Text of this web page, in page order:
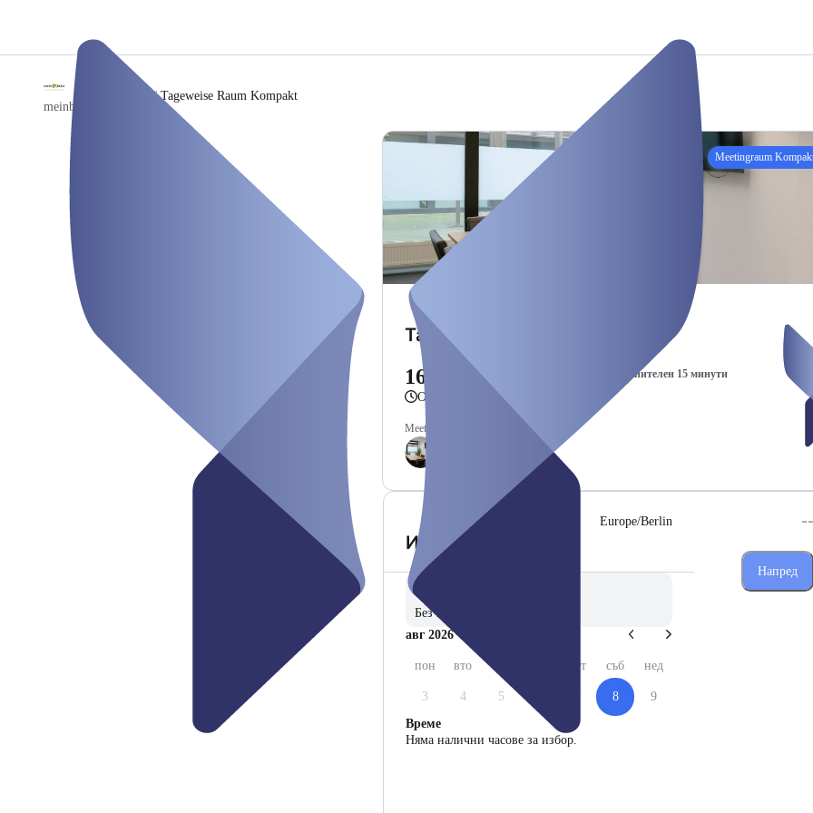
meinbuero Hamburg
/Tageweise Raum Kompakt
Meetingraum
Tageweise Raum Kompakt
160,00 € / 8 часа + 5,00 € за всеки допълнителен 15 минути
От 8 часа до един ден, 16 часа
Meeting rooms
Избери дата
Europe/Berlin
Без предпочитание
авг 2026
пон вто сря пет съб нед
3 4 5 8
9
Време
Няма налични часове за избор.
--
Напред